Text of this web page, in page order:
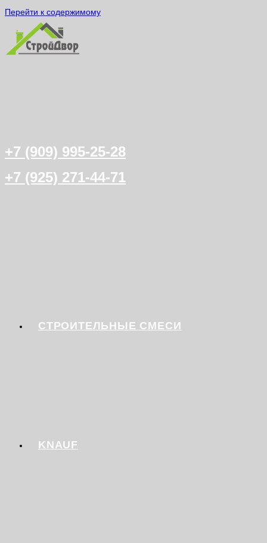
Перейти к содержимому
+7 (909) 995-25-28
+7 (925) 271-44-71
СТРОИТЕЛЬНЫЕ СМЕСИ
KNAUF